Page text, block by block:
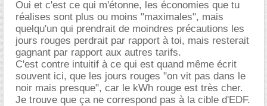
Oui et c'est ce qui m'étonne, les économies que tu
réalises sont plus ou moins "maximales", mais
quelqu'un qui prendrait de moindres précautions les
jours rouges perdrait par rapport à toi, mais resterait
gagnant par rapport aux autres tarifs.
C'est contre intuitif à ce qui est quand même écrit
souvent ici, que les jours rouges "on vit pas dans le
noir mais presque", car le kWh rouge est très cher.
Je trouve que ça ne correspond pas à la cible d'EDF.